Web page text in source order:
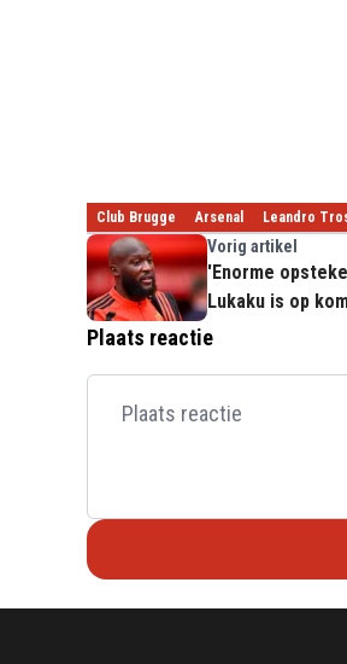
Club Brugge Arsenal Leandro
Vorig artikel
'Enorme
Lukaku is op
Plaats reactie